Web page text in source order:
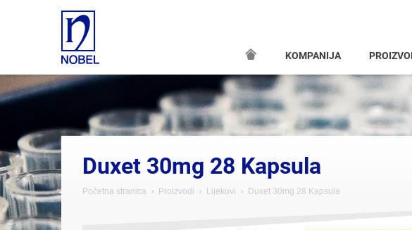
KOMPANIJA
Duxet 30mg 28 Kapsula
Početna stranica Proizvodi Lijekovi Duxet 30mg 28 Kapsula